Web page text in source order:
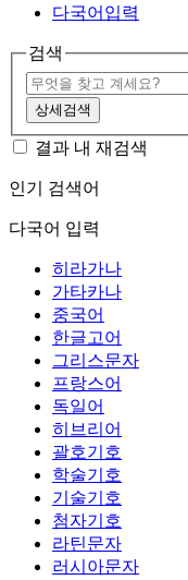
다국어입력
검색
상세검색
결과 내 재검색
인기 검색어
다국어 입력
히라가나
가타카나
중국어
한글고어
그리스문자
프랑스어
독일어
히브리어
괄호기호
학술기호
기술기호
첨자기호
라틴문자
러시아문자